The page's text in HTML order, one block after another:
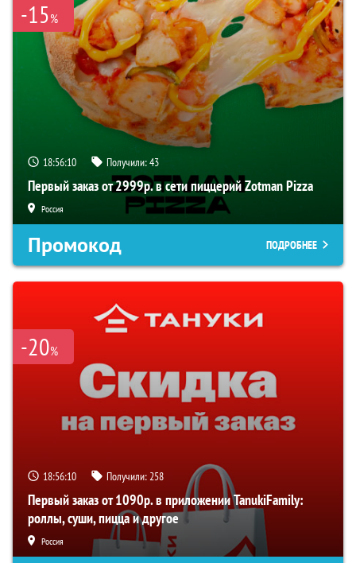
-15%
18:56:09 Получили:43
Первый заказ от 2999р. в сети пиццерий Zotman Pizza
Россия
Промокод ПОДРОБНЕЕ
-20%
18:56:09 Получили:258
Первый заказ от 1090р. в приложении TanukiFamily:
роллы, суши, пицца и другое
Россия